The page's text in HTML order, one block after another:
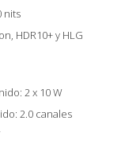
nits
HDR10+ y HLG
2 x 10 W
2.0 canales